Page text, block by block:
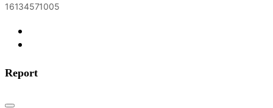
16134571005
Report